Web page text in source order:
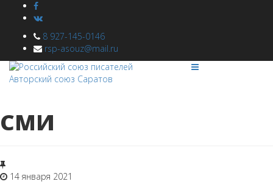
8 927-145-0146
rsp-asouz@mail.ru
СМИ
14 января 2021